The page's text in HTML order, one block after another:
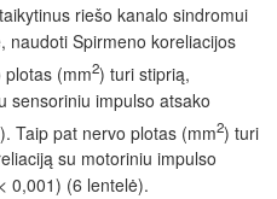
riešo kanalo sindromui
naudoti Spirmeno koreliacijos
(mm2) turi stiprią,
sensoriniu impulso atsako
Taip pat nervo plotas (mm2) turi
su motoriniu impulso
0,001) (6 lentelė).